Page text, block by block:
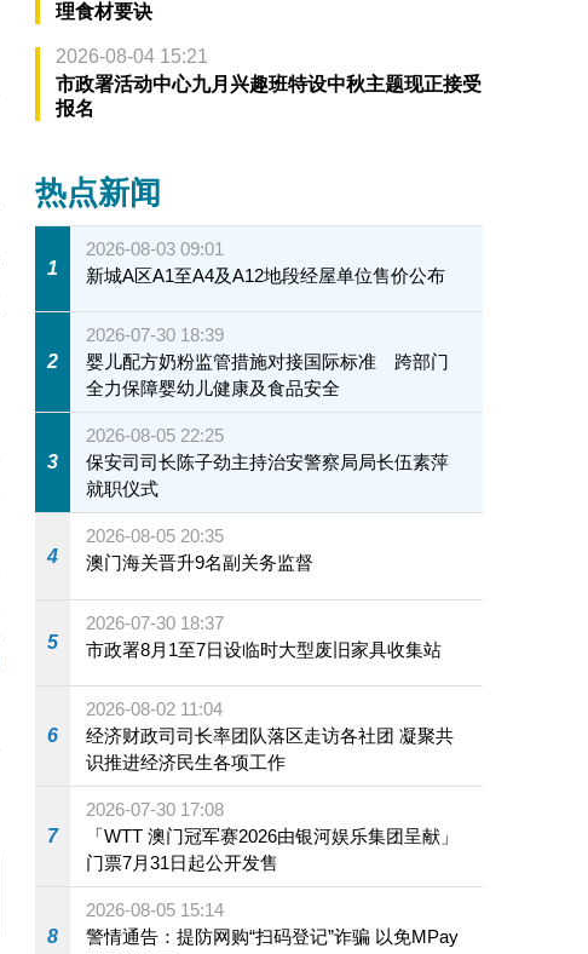
理食材要诀
2026-08-04 15:21
市政署活动中心九月兴趣班特设中秋主题现正接受
报名
热点新闻
1
2026-08-03 09:01
新城A区A1至A4及A12地段经屋单位售价公布
2
2026-07-30 18:39
婴儿配方奶粉监管措施对接国际标准 跨部门
全力保障婴幼儿健康及食品安全
3
2026-08-05 22:25
保安司司长陈子劲主持治安警察局局长伍素萍
就职仪式
4
2026-08-05 20:35
澳门海关晋升9名副关务监督
5
2026-07-30 18:37
市政署8月1至7日设临时大型废旧家具收集站
6
2026-08-02 11:04
经济财政司司长率团队落区走访各社团 凝聚共
识推进经济民生各项工作
7
2026-07-30 17:08
「WTT 澳门冠军赛2026由银河娱乐集团呈献」
门票7月31日起公开发售
8
2026-08-05 15:14
警情通告：提防网购“扫码登记”诈骗 以免MPay